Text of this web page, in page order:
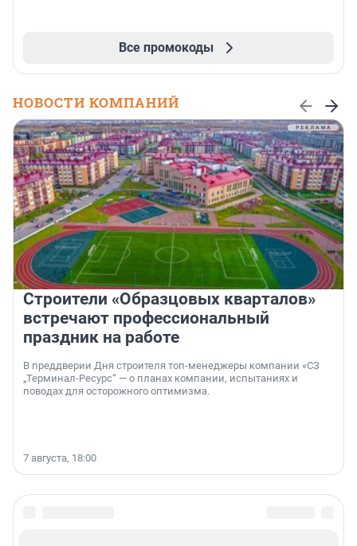
Все промокоды
НОВОСТИ КОМПАНИЙ
Строители «Образцовых кварталов»
встречают профессиональный
праздник на работе
В преддверии Дня строителя топ-менеджеры компании «СЗ
„Терминал-Ресурс“ — о планах компании, испытаниях и
поводах для осторожного оптимизма.
7 августа, 18:00